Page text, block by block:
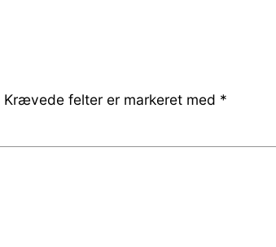
Krævede felter er markeret med *